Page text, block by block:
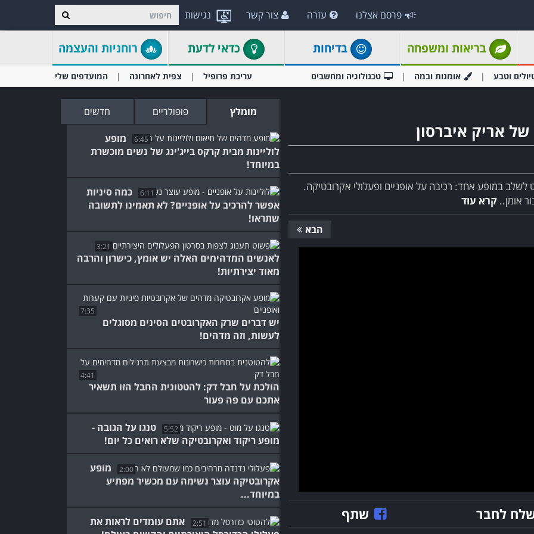
נגישות פרסם אצלנו עזרה צור קשר
בריאות ומשפחה בדיחות כדאי לדעת רוחניות והעצמה
וטבע אומנות ובמה טכנולוגיה ומחשבים עריכת פרופיל צפית לאחרונה המועדפים שלי
אריק איברסון
לשלב במופע אחד: רכיבה על אופניים ופעלולי אקרובטיקה.
אומן.. קרא עוד
הבא
לחבר שתף
מומלץ פופולריים חדשים
6:45
מופע
לוליינות מבית קרקס בייג'ינג של נשים מוכשרת
במיוחד!
6:11
כמה סיניות
אפשר להרכיב על אופניים? לא תאמינו לתשובה
שתראו!
3:21
לאנשים המדהימים האלה יש אומץ, כישרון והרבה
מאוד יצירתיות!
7:35
יש דברים שרק האקרובטים הסינים מסוגלים
לעשות, וזה מדהים!
4:41
הולכת על חבל דק: להטטונית החבל הזו תשאיר
אתכם עם פה פעור
5:52
טנגו על הגובה -
מופע ריקוד ואקרובטיקה שלא רואים כל יום!
2:00
מופע
אקרובטיקה עוצר נשימה עם מכשיר מפתיע
במיוחד...
2:51
אתם עומדים לראות את